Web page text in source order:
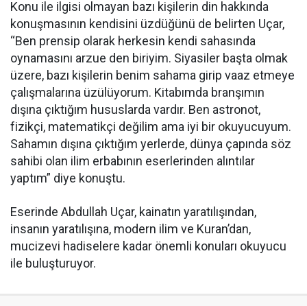
Konu ile ilgisi olmayan bazı kişilerin din hakkında
konuşmasının kendisini üzdüğünü de belirten Uçar,
“Ben prensip olarak herkesin kendi sahasında
oynamasını arzue den biriyim. Siyasiler başta olmak
üzere, bazı kişilerin benim sahama girip vaaz etmeye
çalışmalarına üzülüyorum. Kitabımda branşımın
dışına çıktığım hususlarda vardır. Ben astronot,
fizikçi, matematikçi değilim ama iyi bir okuyucuyum.
Sahamın dışına çıktığım yerlerde, dünya çapında söz
sahibi olan ilim erbabının eserlerinden alıntılar
yaptım” diye konuştu.
Eserinde Abdullah Uçar, kainatın yaratılışından,
insanın yaratılışına, modern ilim ve Kuran’dan,
mucizevi hadiselere kadar önemli konuları okuyucu
ile buluşturuyor.